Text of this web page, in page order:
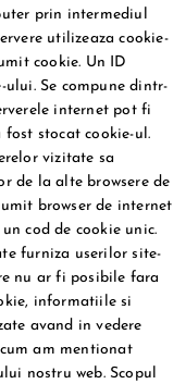
prin intermediul
utilizeaza cookie-
cookie. Un ID
Se compune dintr-
internet pot fi
stocat cookie-ul.
vizitate sa
de la alte browsere de
browser de internet
cod de cookie unic.
furniza userilor site-
nu ar fi posibile fara
informatiile si
avand in vedere
am mentionat
nostru web. Scopul